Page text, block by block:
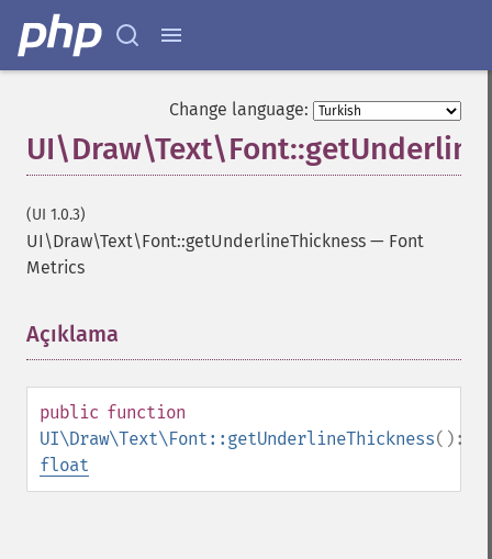
Change language:
(UI 1.0.3)
UI\Draw\Text\Font::getUnderlineThickness — Font
Metrics
Açıklama
public function
UI\Draw\Text\Font::getUnderlineThickness():
float